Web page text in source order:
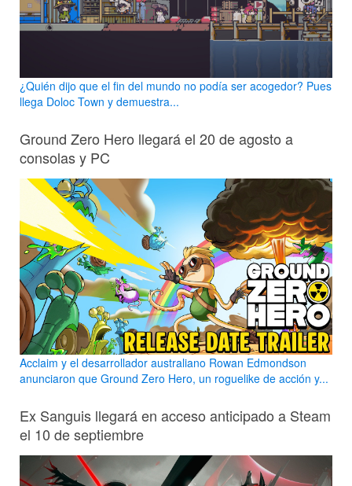
¿Quién dijo que el fin del mundo no podía ser acogedor? Pues
llega Doloc Town y demuestra...
Ground Zero Hero llegará el 20 de agosto a
consolas y PC
Acclaim y el desarrollador australiano Rowan Edmondson
anunciaron que Ground Zero Hero, un roguelike de acción y...
Ex Sanguis llegará en acceso anticipado a Steam
el 10 de septiembre